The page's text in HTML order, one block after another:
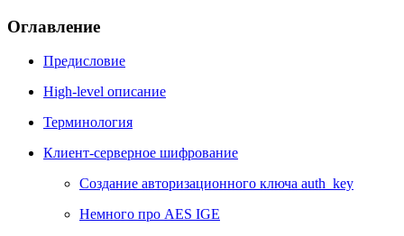
Оглавление
Предисловие
High-level описание
Терминология
Клиент-серверное шифрование
Создание авторизационного ключа auth_key
Немного про AES IGE